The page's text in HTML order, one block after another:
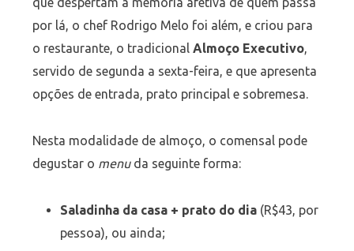
por lá, o chef Rodrigo Melo foi além, e criou para
o restaurante, o tradicional Almoço Executivo,
servido de segunda a sexta-feira, e que apresenta
opções de entrada, prato principal e sobremesa.
Nesta modalidade de almoço, o comensal pode
degustar o menuda seguinte forma:
Saladinha da casa + prato do dia(R$43, por
pessoa), ou ainda;